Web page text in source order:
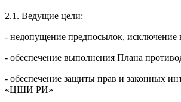
2.1. Ведущие цели:
- недопущение предпосылок,
- обеспечение выполнения Плана
- обеспечение защиты прав и законных
«ЦШИ РИ»